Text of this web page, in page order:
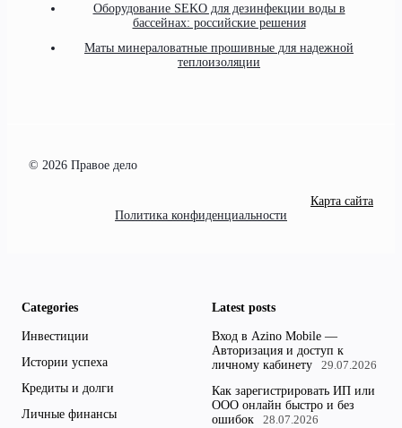
Оборудование SEKO для дезинфекции воды в
бассейнах: российские решения
Маты минераловатные прошивные для надежной
теплоизоляции
© 2026 Правое дело
Карта сайта
Политика конфиденциальности
Categories
Инвестиции
Истории успеха
Кредиты и долги
Личные финансы
Latest posts
Вход в Azino Mobile —
Авторизация и доступ к
личному кабинету
29.07.2026
Как зарегистрировать ИП или
ООО онлайн быстро и без
ошибок
28.07.2026